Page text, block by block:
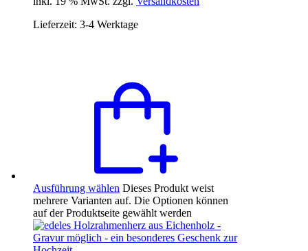
Lieferzeit: 3-4 Werktage
Ausführung wählen Dieses Produkt weist
mehrere Varianten auf. Die Optionen können
auf der Produktseite gewählt werden